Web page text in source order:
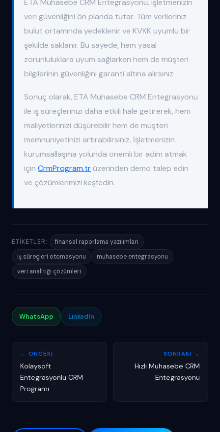
ETA Muhasebe CRM Entegrasyonu, işletmenizin
veri güvenliğini ön planda tutar. Tüm verileriniz
bulut ortamında yedeklenir ve KVKK uyumlu bir
şekilde saklanır. Bu sayede, hem yasal
zorunluluklara uyum sağlarken hem de müşteri
bilgilerinin güvenliğini garanti altına alırsınız.
Sonuç olarak, ETA Muhasebe CRM Entegrasyonu
ile iş süreçlerinizi daha etkili hale getirerek, hem
maliyetlerinizi düşürebilir hem de müşteri
memnuniyetinizi artırabilirsiniz. İşletmenizin
kurumsallaşma yolunda önemli bir adım atmak
için CrmProgram.trüzerinden demo talep edin
ve çözümlerimizi keşfedin.
ETIKETLER:
finansal raporlama yazılımları
iş süreçleri otomasyonu
muhasebe entegrasyonu
veri analitiği çözümleri
WhatsApp LinkedIn
← ONCEKI
Kolaysoft
Entegrasyonlu CRM
Programı
SONRAKI →
Hızlı Muhasebe CRM
Entegrasyonu